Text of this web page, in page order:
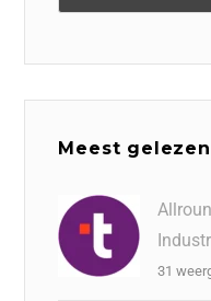
Meest gelezen
31